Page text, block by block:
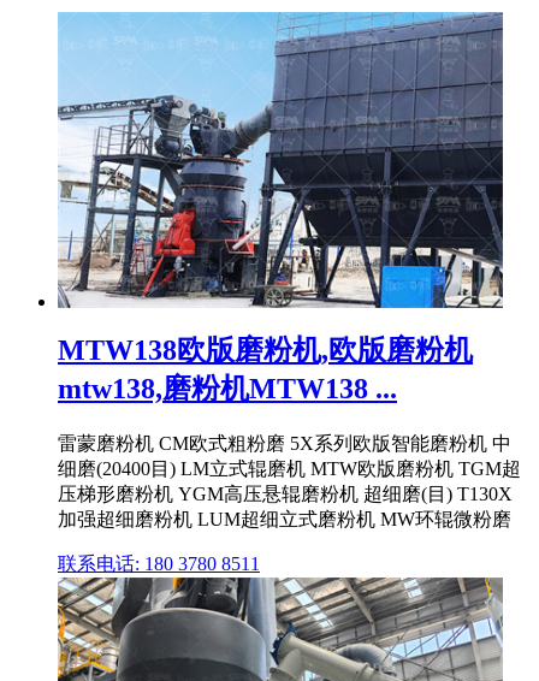
MTW138欧版磨粉机,欧版磨粉机
mtw138,磨粉机MTW138 ...
雷蒙磨粉机 CM欧式粗粉磨 5X系列欧版智能磨粉机 中
细磨(20400目) LM立式辊磨机 MTW欧版磨粉机 TGM超
压梯形磨粉机 YGM高压悬辊磨粉机 超细磨(目) T130X
加强超细磨粉机 LUM超细立式磨粉机 MW环辊微粉磨
联系电话: 180 3780 8511